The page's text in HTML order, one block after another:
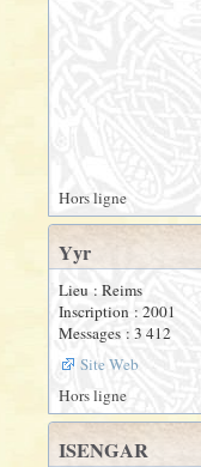
Hors ligne
Yyr
Lieu : Reims
Inscription : 2001
Messages : 3 412
Site Web
Hors ligne
ISENGAR